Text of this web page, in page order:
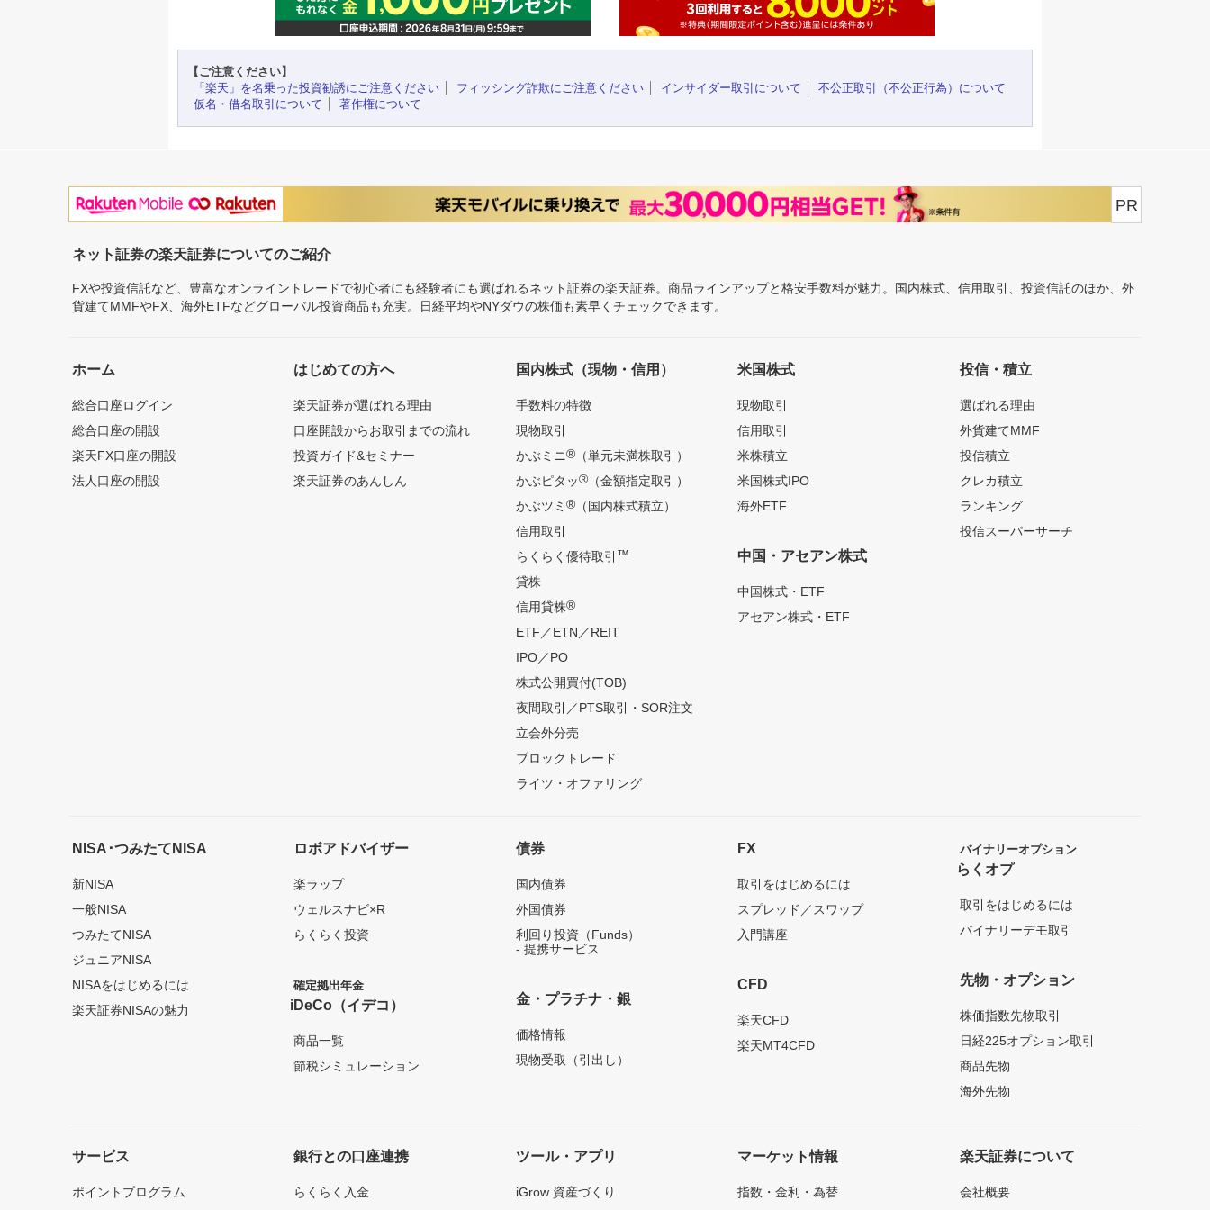
【ご注意ください】
「楽天」を名乗った投資勧誘にご注意ください
フィッシング詐欺にご注意ください インサイダー取引について
不公正取引（不公正行為）について
仮名・借名取引について
著作権について
PR
ネット証券の楽天証券についてのご紹介
FXや投資信託など、豊富なオンライントレードで初心者にも経験者にも選ばれるネット証券の楽天証券。商品ラインアップと格安手数料が魅力。国内株式、信用取引、投資信託のほか、外
貨建てMMFやFX、海外ETFなどグローバル投資商品も充実。日経平均やNYダウの株価も素早くチェックできます。
ホーム
総合口座ログイン
総合口座の開設
楽天FX口座の開設
法人口座の開設
はじめての方へ
楽天証券が選ばれる理由
口座開設からお取引までの流れ
投資ガイド&セミナー
楽天証券のあんしん
国内株式（現物・信用）
手数料の特徴
現物取引
かぶミニ®（単元未満株取引）
かぶピタッ®（金額指定取引）
かぶツミ ®（国内株式積立）
信用取引
らくらく優待取引 ™
貸株
信用貸株®
ETF／ETN／REIT
IPO／PO
株式公開買付(TOB)
夜間取引／PTS取引・SOR注文
立会外分売
ブロックトレード
ライツ・オファリング
米国株式
現物取引
信用取引
米株積立
米国株式IPO
海外ETF
中国・アセアン株式
中国株式・ETF
アセアン株式・ETF
投信・積立
選ばれる理由
外貨建てMMF
投信積立
クレカ積立
ランキング
投信スーパーサーチ
NISA･つみたてNISA
新NISA
一般NISA
つみたてNISA
ジュニアNISA
NISAをはじめるには
楽天証券NISAの魅力
ロボアドバイザー
楽ラップ
ウェルスナビ×R
らくらく投資
確定拠出年金
iDeCo（イデコ）
商品一覧
節税シミュレーション
債券
国内債券
外国債券
利回り投資（Funds）
- 提携サービス
金・プラチナ・銀
価格情報
現物受取（引出し）
FX
取引をはじめるには
スプレッド／スワップ
入門講座
CFD
楽天CFD
楽天MT4CFD
バイナリーオプション
らくオプ
取引をはじめるには
バイナリーデモ取引
先物・オプション
株価指数先物取引
日経225オプション取引
商品先物
海外先物
サービス
ポイントプログラム
銀行との口座連携
らくらく入金
ツール・アプリ
iGrow 資産づくり
マーケット情報
指数・金利・為替
楽天証券について
会社概要